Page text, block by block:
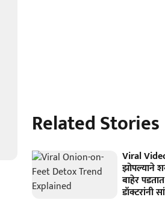
Related Stories
Viral
झोपल्याने
बाहेर
डॉक्टरांनी